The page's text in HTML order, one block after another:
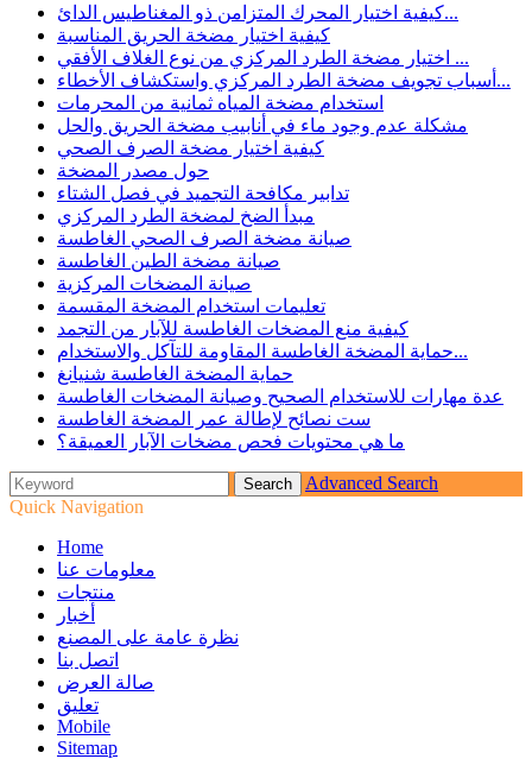
كيفية اختيار المحرك المتزامن ذو المغناطيس الدائ...
كيفية اختيار مضخة الحريق المناسبة
اختيار مضخة الطرد المركزي من نوع الغلاف الأفقي ...
أسباب تجويف مضخة الطرد المركزي واستكشاف الأخطاء...
استخدام مضخة المياه ثمانية من المحرمات
مشكلة عدم وجود ماء في أنابيب مضخة الحريق والحل
كيفية اختيار مضخة الصرف الصحي
حول مصدر المضخة
تدابير مكافحة التجميد في فصل الشتاء
مبدأ الضخ لمضخة الطرد المركزي
صيانة مضخة الصرف الصحي الغاطسة
صيانة مضخة الطين الغاطسة
صيانة المضخات المركزية
تعليمات استخدام المضخة المقسمة
كيفية منع المضخات الغاطسة للآبار من التجمد
حماية المضخة الغاطسة المقاومة للتآكل والاستخدام...
حماية المضخة الغاطسة شنيانغ
عدة مهارات للاستخدام الصحيح وصيانة المضخات الغاطسة
ست نصائح لإطالة عمر المضخة الغاطسة
ما هي محتويات فحص مضخات الآبار العميقة؟
Advanced Search
Quick Navigation
Home
معلومات عنا
منتجات
أخبار
نظرة عامة على المصنع
اتصل بنا
صالة العرض
تعليق
Mobile
Sitemap